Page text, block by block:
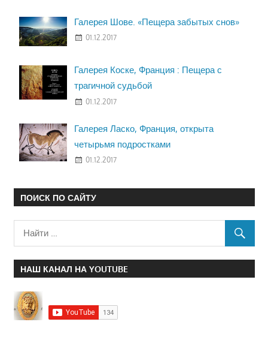
Галерея Шове. «Пещера забытых снов»
01.12.2017
Галерея Коске, Франция : Пещера с
трагичной судьбой
01.12.2017
Галерея Ласко, Франция, открыта
четырьмя подростками
01.12.2017
ПОИСК ПО САЙТУ
НАШ КАНАЛ НА YOUTUBE